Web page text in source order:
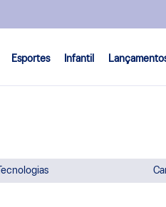
Esportes Infantil
Tecnologias